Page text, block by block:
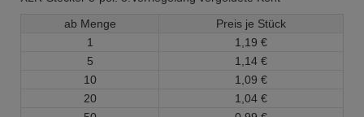
ab Menge
Preis je Stück
1
1, 19 €
5
1, 14 €
10
1, 09 €
20
1, 04 €